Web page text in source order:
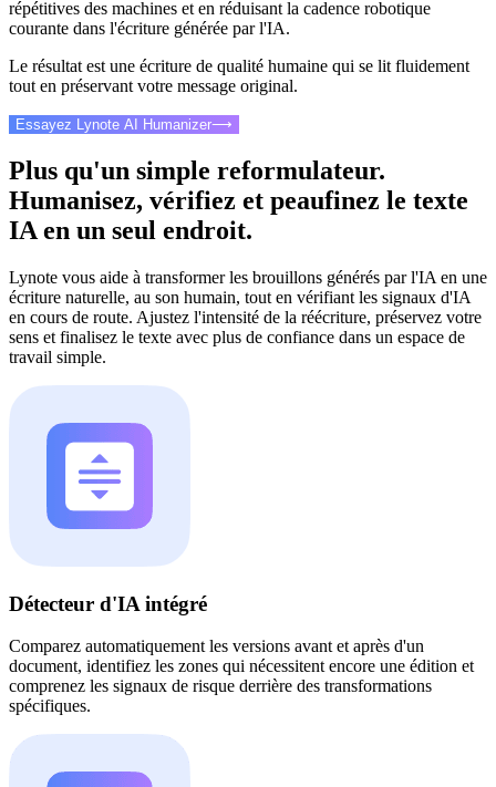
répétitives des machines et en réduisant la cadence robotique
courante dans l'écriture générée par l'IA.
Le résultat est une écriture de qualité humaine qui se lit fluidement
tout en préservant votre message original.
Essayez Lynote AI Humanizer⟶
Plus qu'un simple reformulateur.
Humanisez, vérifiez et peaufinez le texte
IA en un seul endroit.
Lynote vous aide à transformer les brouillons générés par l'IA en une
écriture naturelle, au son humain, tout en vérifiant les signaux d'IA
en cours de route. Ajustez l'intensité de la réécriture, préservez votre
sens et finalisez le texte avec plus de confiance dans un espace de
travail simple.
Détecteur d'IA intégré
Comparez automatiquement les versions avant et après d'un
document, identifiez les zones qui nécessitent encore une édition et
comprenez les signaux de risque derrière des transformations
spécifiques.